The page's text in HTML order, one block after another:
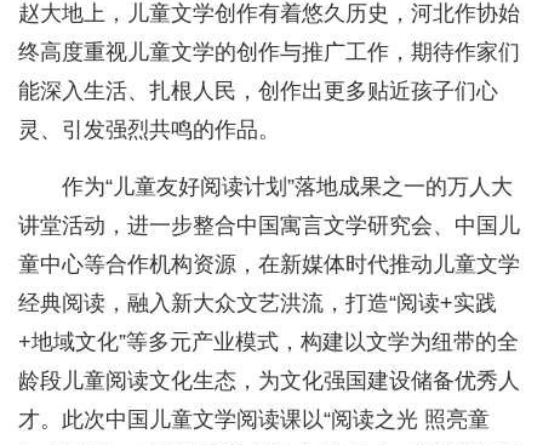
赵大地上，儿童文学创作有着悠久历史，河北作协始
终高度重视儿童文学的创作与推广工作，期待作家们
能深入生活、扎根人民，创作出更多贴近孩子们心
灵、引发强烈共鸣的作品。
作为“儿童友好阅读计划”落地成果之一的万人大
讲堂活动，进一步整合中国寓言文学研究会、中国儿
童中心等合作机构资源，在新媒体时代推动儿童文学
经典阅读，融入新大众文艺洪流，打造“阅读+实践
+地域文化”等多元产业模式，构建以文学为纽带的全
龄段儿童阅读文化生态，为文化强国建设储备优秀人
才。此次中国儿童文学阅读课以“阅读之光 照亮童